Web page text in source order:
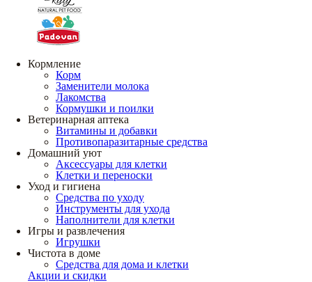
Кормление
Корм
Заменители молока
Лакомства
Кормушки и поилки
Ветеринарная аптека
Витамины и добавки
Противопаразитарные средства
Домашний уют
Аксессуары для клетки
Клетки и переноски
Уход и гигиена
Средства по уходу
Инструменты для ухода
Наполнители для клетки
Игры и развлечения
Игрушки
Чистота в доме
Средства для дома и клетки
Акции и скидки